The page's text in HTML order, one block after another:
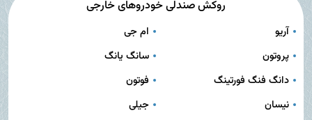
روکش صندلی خودروهای خارجی
آریو
ام جی
پروتون
سانگ یانگ
دانگ فنگ فورتینگ
فوتون
نیسان
جیلی